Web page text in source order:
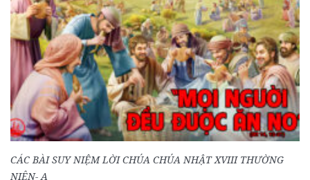
CÁC BÀI SUY NIỆM LỜI CHÚA CHÚA NHẬT XVIII THƯỜNG
NIÊN- A